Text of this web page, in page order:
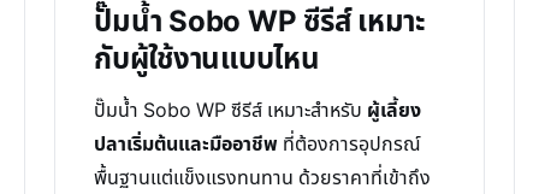
ปั๊มน้ำ Sobo WP ซีรีส์ เหมาะ
กับผู้ใช้งานแบบไหน
ปั๊มน้ำ Sobo WP ซีรีส์ เหมาะสำหรับ ผู้เลี้ยง
ปลาเริ่มต้นและมืออาชีพ ที่ต้องการอุปกรณ์
พื้นฐานแต่แข็งแรงทนทาน ด้วยราคาที่เข้าถึง